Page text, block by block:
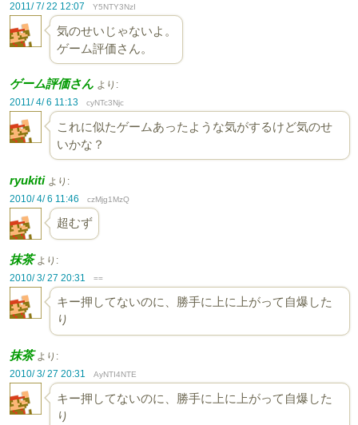
2011/ 7/ 22 12:07
Y5NTY3NzI
気のせいじゃないよ。
ゲーム評価さん。
ゲーム評価さん より:
2011/ 4/ 6 11:13
cyNTc3Njc
これに似たゲームあったような気がするけど気のせ
いかな？
ryukiti より:
2010/ 4/ 6 11:46
czMjg1MzQ
超むず
抹茶 より:
2010/ 3/ 27 20:31
==
キー押してないのに、勝手に上に上がって自爆した
り
抹茶 より:
2010/ 3/ 27 20:31
AyNTI4NTE
キー押してないのに、勝手に上に上がって自爆した
り